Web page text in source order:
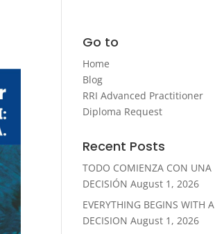
Go to
Home
Blog
RRI Advanced Practitioner
Diploma Request
Recent Posts
TODO COMIENZA CON UNA
DECISIÓN August 1, 2026
EVERYTHING BEGINS WITH A
DECISION August 1, 2026